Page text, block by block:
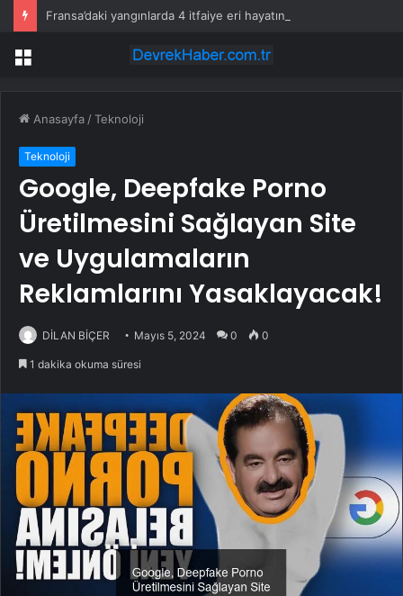
Fransa’daki yangınlarda 4 itfaiye eri hayatını kaybetti
Menü
Anasayfa /Teknoloji
Teknoloji
Google, Deepfake Porno
Üretilmesini Sağlayan Site
ve Uygulamaların
Reklamlarını Yasaklayacak!
DİLAN BİÇER Mayıs 5, 2024 0 0
1 dakika okuma süresi